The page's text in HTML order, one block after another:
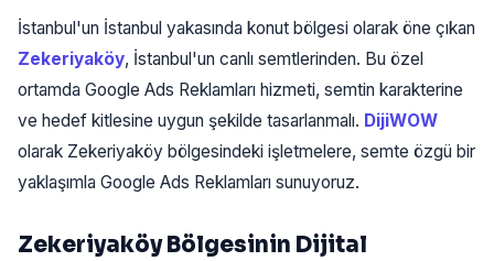
İstanbul'un İstanbul yakasında konut bölgesi olarak öne çıkan
Zekeriyaköy, İstanbul'un canlı semtlerinden. Bu özel
ortamda Google Ads Reklamları hizmeti, semtin karakterine
ve hedef kitlesine uygun şekilde tasarlanmalı. DijiWOW
olarak Zekeriyaköy bölgesindeki işletmelere, semte özgü bir
yaklaşımla Google Ads Reklamları sunuyoruz.
Zekeriyaköy Bölgesinin Dijital